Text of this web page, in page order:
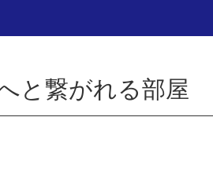
と繋がれる部屋